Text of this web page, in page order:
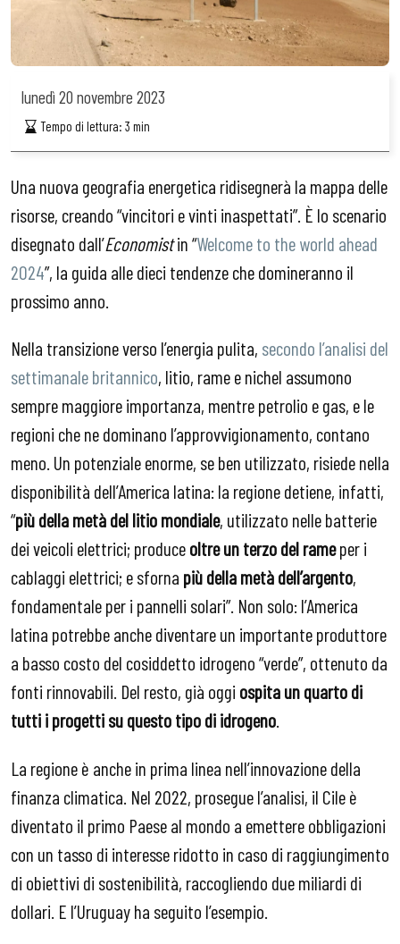
lunedì 20 novembre 2023
Tempo di lettura:3 min
Una nuova geografia energetica ridisegnerà la mappa delle
risorse, creando “vincitori e vinti inaspettati”. È lo scenario
disegnato dall’Economistin “Welcome to the world ahead
2024”, la guida alle dieci tendenze che domineranno il
prossimo anno.
Nella transizione verso l’energia pulita, secondo l’analisi del
settimanale britannico, litio, rame e nichel assumono
sempre maggiore importanza, mentre petrolio e gas, e le
regioni che ne dominano l’approvvigionamento, contano
meno. Un potenziale enorme, se ben utilizzato, risiede nella
disponibilità dell’America latina: la regione detiene, infatti,
“più della metà del litio mondiale, utilizzato nelle batterie
dei veicoli elettrici; produceoltre un terzo del rameper i
cablaggi elettrici; e sforna più della metà dell’argento,
fondamentale per i pannelli solari”. Non solo: l’America
latina potrebbe anche diventare un importante produttore
a basso costo del cosiddetto idrogeno “verde”, ottenuto da
fonti rinnovabili. Del resto, già oggi ospita un quarto di
tutti i progetti su questo tipo di idrogeno.
La regione è anche in prima linea nell’innovazione della
finanza climatica. Nel 2022, prosegue l’analisi, il Cile è
diventato il primo Paese al mondo a emettere obbligazioni
con un tasso di interesse ridotto in caso di raggiungimento
di obiettivi di sostenibilità, raccogliendo due miliardi di
dollari. E l’Uruguay ha seguito l’esempio.